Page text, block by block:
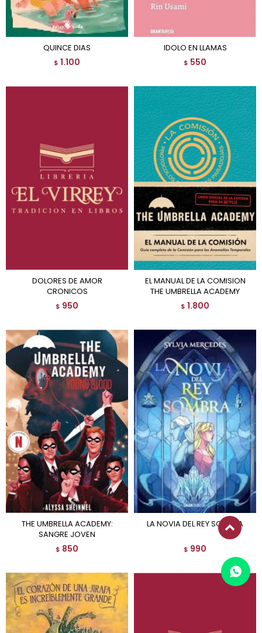
QUINCE DIAS
$ 1.100
IDOLO EN LLAMAS
$ 550
DOLORES DE AMOR
CRONICOS
$ 950
EL MANUAL DE LA COMISION
THE UMBRELLA ACADEMY
$ 1.800
THE UMBRELLA ACADEMY:
SANGRE JOVEN
$ 850
LA NOVIA DEL REY SOMBRA
$ 990